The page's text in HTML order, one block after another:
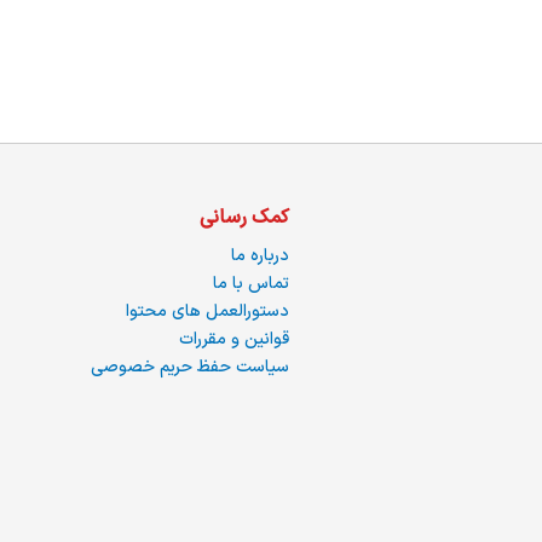
کمک رسانی
درباره ما
تماس با ما
دستورالعمل های محتوا
قوانین و مقررات
سیاست حفظ حریم خصوصی